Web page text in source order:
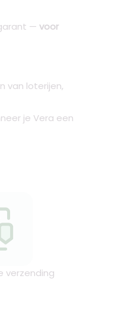
— voor
van loterijen,
je Vera een
verzending